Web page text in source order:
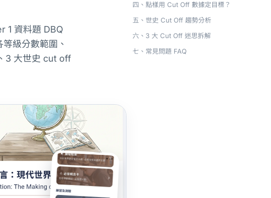
1 資料題 DBQ
級分數範圍、
3 大世史 cut off
四、點樣用 Cut Off 數據定目標？
五、世史 Cut Off 趨勢分析
六、3 大 Cut Off 迷思拆解
七、常見問題 FAQ